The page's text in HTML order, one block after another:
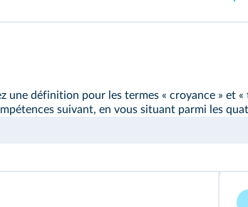
une définition pour les termes « croyance » et
suivant, en vous situant parmi les